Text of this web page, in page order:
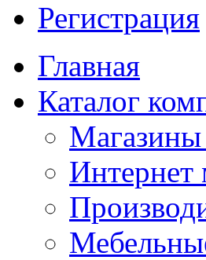
Регистрация
Главная
Каталог
Интернет